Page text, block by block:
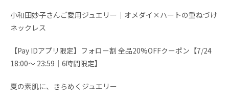
小和田妙子さんご愛用ジュエリー｜オメダイ×ハートの重ねづけ
ネックレス
【Pay IDアプリ限定】フォロー割 全品20%OFFクーポン【7/24
18:00～ 23:59│6時間限定】
夏の素肌に、きらめくジュエリー